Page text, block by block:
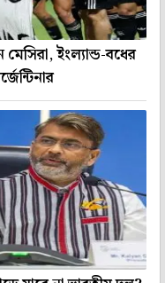
ইংল্যান্ড-বধের